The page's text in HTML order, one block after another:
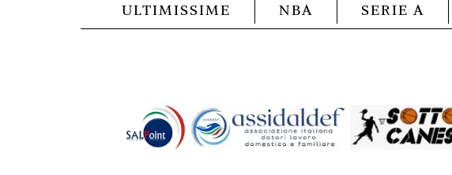
ULTIMISSIME NBA SERIE A